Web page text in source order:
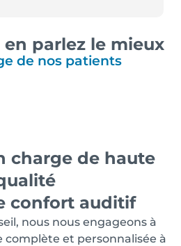
en parlez le mieux
de nos patients
charge de haute
confort auditif
nous nous engageons à
et personnalisée à